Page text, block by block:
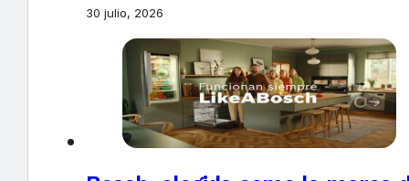
30 julio, 2026